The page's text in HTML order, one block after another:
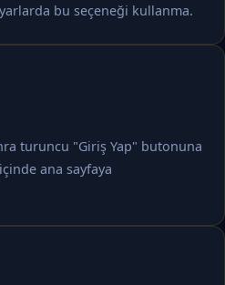
bu seçeneği kullanma.
turuncu "Giriş Yap" butonuna
ana sayfaya